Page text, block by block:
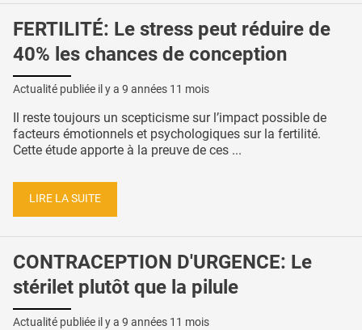
FERTILITÉ: Le stress peut réduire de
40% les chances de conception
Actualité publiée il y a 9 années 11 mois
Il reste toujours un scepticisme sur l’impact possible de
facteurs émotionnels et psychologiques sur la fertilité.
Cette étude apporte à la preuve de ces ...
LIRE LA SUITE
CONTRACEPTION D'URGENCE: Le
stérilet plutôt que la pilule
Actualité publiée il y a 9 années 11 mois